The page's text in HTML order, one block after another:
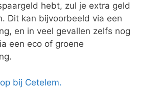
hebt, zul je extra geld
Dit kan bijvoorbeeld via een
en in veel gevallen zelfs nog
een eco of groene
bij Cetelem.